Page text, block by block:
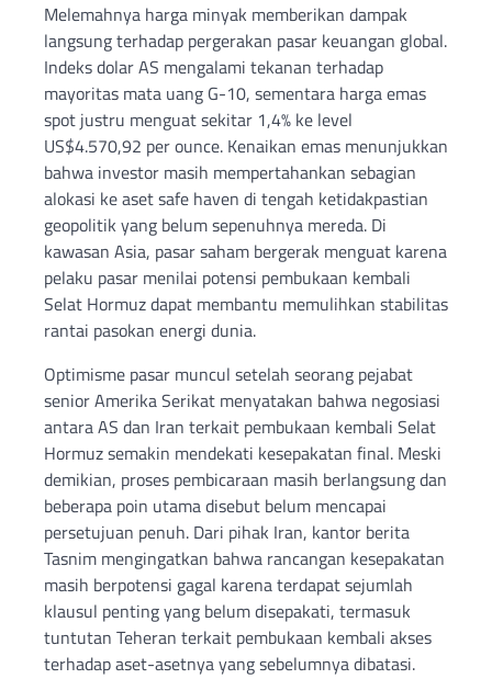
Melemahnya harga minyak memberikan dampak
langsung terhadap pergerakan pasar keuangan global.
Indeks dolar AS mengalami tekanan terhadap
mayoritas mata uang G-10, sementara harga emas
spot justru menguat sekitar 1,4% ke level
US$4.570,92 per ounce. Kenaikan emas menunjukkan
bahwa investor masih mempertahankan sebagian
alokasi ke aset safe haven di tengah ketidakpastian
geopolitik yang belum sepenuhnya mereda. Di
kawasan Asia, pasar saham bergerak menguat karena
pelaku pasar menilai potensi pembukaan kembali
Selat Hormuz dapat membantu memulihkan stabilitas
rantai pasokan energi dunia.
Optimisme pasar muncul setelah seorang pejabat
senior Amerika Serikat menyatakan bahwa negosiasi
antara AS dan Iran terkait pembukaan kembali Selat
Hormuz semakin mendekati kesepakatan final. Meski
demikian, proses pembicaraan masih berlangsung dan
beberapa poin utama disebut belum mencapai
persetujuan penuh. Dari pihak Iran, kantor berita
Tasnim mengingatkan bahwa rancangan kesepakatan
masih berpotensi gagal karena terdapat sejumlah
klausul penting yang belum disepakati, termasuk
tuntutan Teheran terkait pembukaan kembali akses
terhadap aset-asetnya yang sebelumnya dibatasi.